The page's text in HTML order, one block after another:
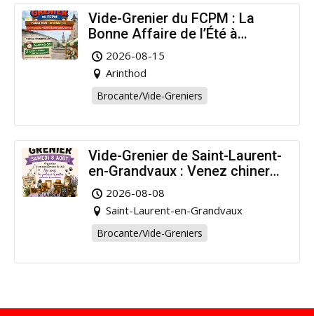
Vide-Grenier du FCPM : La
Bonne Affaire de l’Été à
Arinthod !
2026-08-15
Arinthod
Brocante/Vide-Greniers
Vide-Grenier de Saint-Laurent-
en-Grandvaux : Venez chiner
pour la bonne cause !
2026-08-08
Saint-Laurent-en-Grandvaux
Brocante/Vide-Greniers